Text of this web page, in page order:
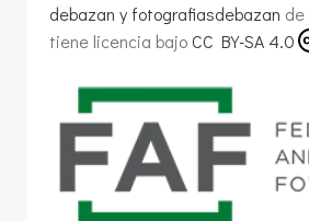
debazan y fotografiasdebazan de
tiene licencia bajoCC BY-SA 4.0